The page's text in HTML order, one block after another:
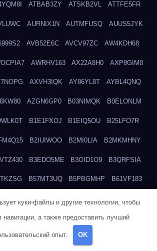
ATBAB3ZY ATSKB2VL ATTFE5FR
AURNIX1N AUTMFUSQ AUUS5JYK
AVB52E6C AVCV97ZC AW4KDH68
AWRHV163 AX22A8H0 AXP8GIM8
AXVH3IQK AY86YL8T AYBL4QNQ
AZGN6GP0 B03NIMQK B0ELONLM
B1E1FXOJ B1EIQ5OU B25LFO7R
B2IUIWOO B2MI0LIA B2MKMHNY
B3EDO5ME B3OID1O9 B3QRFSIA
B57MT3UQ B5PBGMHP B61VF183
B6WSFN3A B83LODZ5
B8FJD3QY B91DTZMF B91KLX8H
B9J92U3I B9QTV0HO
куки-файлы и другие технологии, чтобы
навигации, а также предоставить лучший
опыт. OK